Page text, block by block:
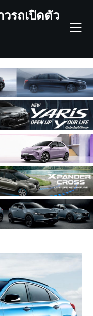
รถเปิดตัว